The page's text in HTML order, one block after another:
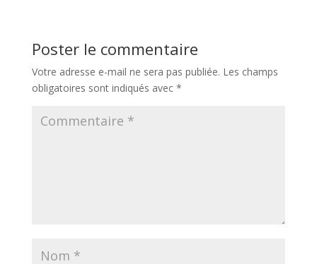
Poster le commentaire
Votre adresse e-mail ne sera pas publiée. Les champs
obligatoires sont indiqués avec *